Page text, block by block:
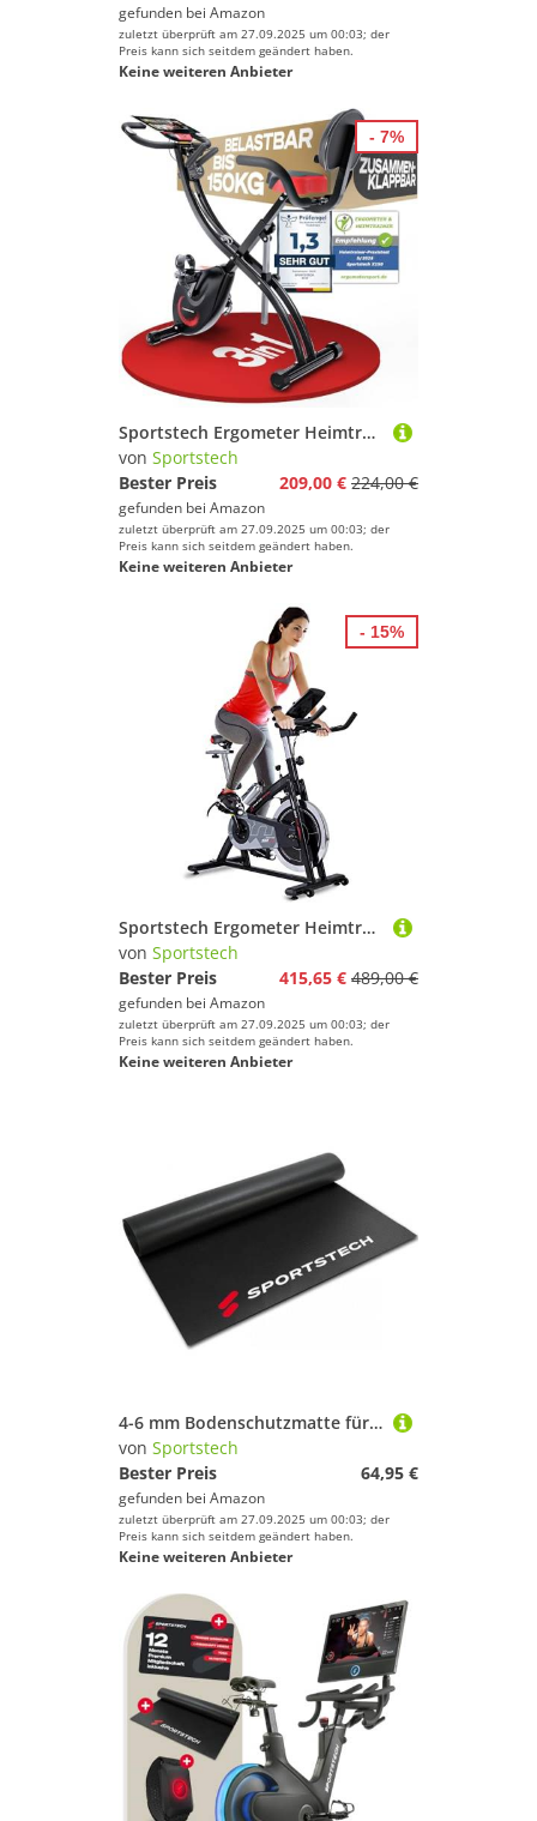
gefunden bei Amazon
zuletzt überprüft am 27.09.2025 um 00:03; der
Preis kann sich seitdem geändert haben.
Keine weiteren Anbieter
Sportstech Ergometer Heimtrainer Fahrrad klappbar, Fitness Indoor Fahrrad für Zuhause, Hometrainer Liegeergometer Bike 150kg, App mit Live- & On Demand-Kursen für Full Body Workout-Erlebnis, X150
von Sportstech
Bester Preis
209,00 € 224,00 €
gefunden bei Amazon
zuletzt überprüft am 27.09.2025 um 00:03; der
Preis kann sich seitdem geändert haben.
Keine weiteren Anbieter
- 7%
Sportstech Ergometer Heimtrainer mit 22KG Schwungrad & Multiplayer APP | Hometrainer Fahrrad für Zuhause | Trainingsgeräte für das Ausdauertraining | Fitness Exercise Bike SX200 (SX200 grau)
von Sportstech
Bester Preis
415,65 € 489,00 €
gefunden bei Amazon
zuletzt überprüft am 27.09.2025 um 00:03; der
Preis kann sich seitdem geändert haben.
Keine weiteren Anbieter
- 15%
4-6 mm Bodenschutzmatte für Fitnessgeräte Heimtrainer –Sport Multifunktionsmatte, Fitnessmatte in schwarz für mehr Stabilität, schützt den Boden, Übungsmatte für Yoga, Pilates erhältlich in 4 Größen
von Sportstech
Bester Preis
64,95 €
gefunden bei Amazon
zuletzt überprüft am 27.09.2025 um 00:03; der
Preis kann sich seitdem geändert haben.
Keine weiteren Anbieter